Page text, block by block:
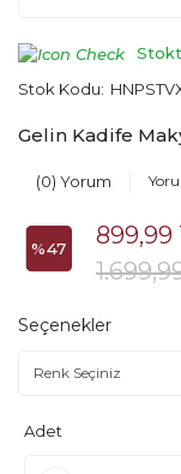
Stok Kodu:
Gelin Kadife
(0) Yorum
%47
899,99
Seçenekler
Adet